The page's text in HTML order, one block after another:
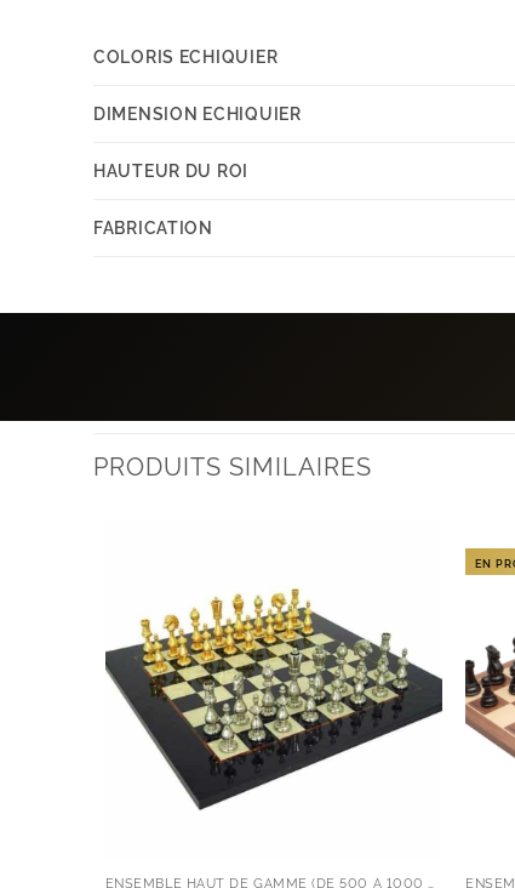
COLORIS ECHIQUIER
DIMENSION ECHIQUIER
HAUTEUR DU ROI
FABRICATION
PRODUITS SIMILAIRES
ENSEMBLE HAUT DE GAMME (DE 500 À 1000 EUROS)
EN